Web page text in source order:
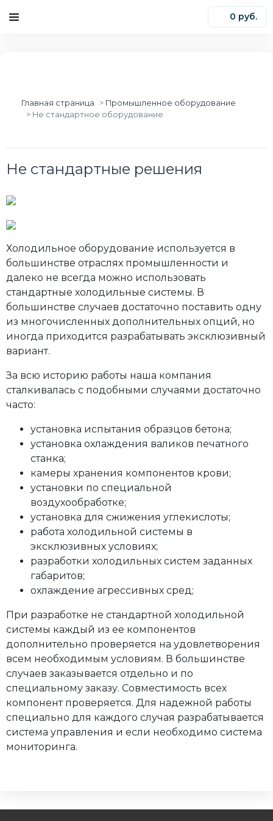
0 руб.
Главная страница
Промышленное оборудование
Не стандартное оборудование
Не стандартные решения
Холодильное оборудование используется в
большинстве отраслях промышленности и
далеко не всегда можно использовать
стандартные холодильные системы. В
большинстве случаев достаточно поставить одну
из многочисленных дополнительных опций, но
иногда приходится разрабатывать эксклюзивный
вариант.
За всю историю работы наша компания
сталкивалась с подобными случаями достаточно
часто:
установка испытания образцов бетона;
установка охлаждения валиков печатного
станка;
камеры хранения компонентов крови;
установки по специальной
воздухообработке;
установка для сжижения углекислоты;
работа холодильной системы в
эксклюзивных условиях;
разработки холодильных систем заданных
габаритов;
охлаждение агрессивных сред;
При разработке не стандартной холодильной
системы каждый из ее компонентов
дополнительно проверяется на удовлетворения
всем необходимым условиям. В большинстве
случаев заказывается отдельно и по
специальному заказу. Совместимость всех
компонент проверяется. Для надежной работы
специально для каждого случая разрабатывается
система управления и если необходимо система
мониторинга.